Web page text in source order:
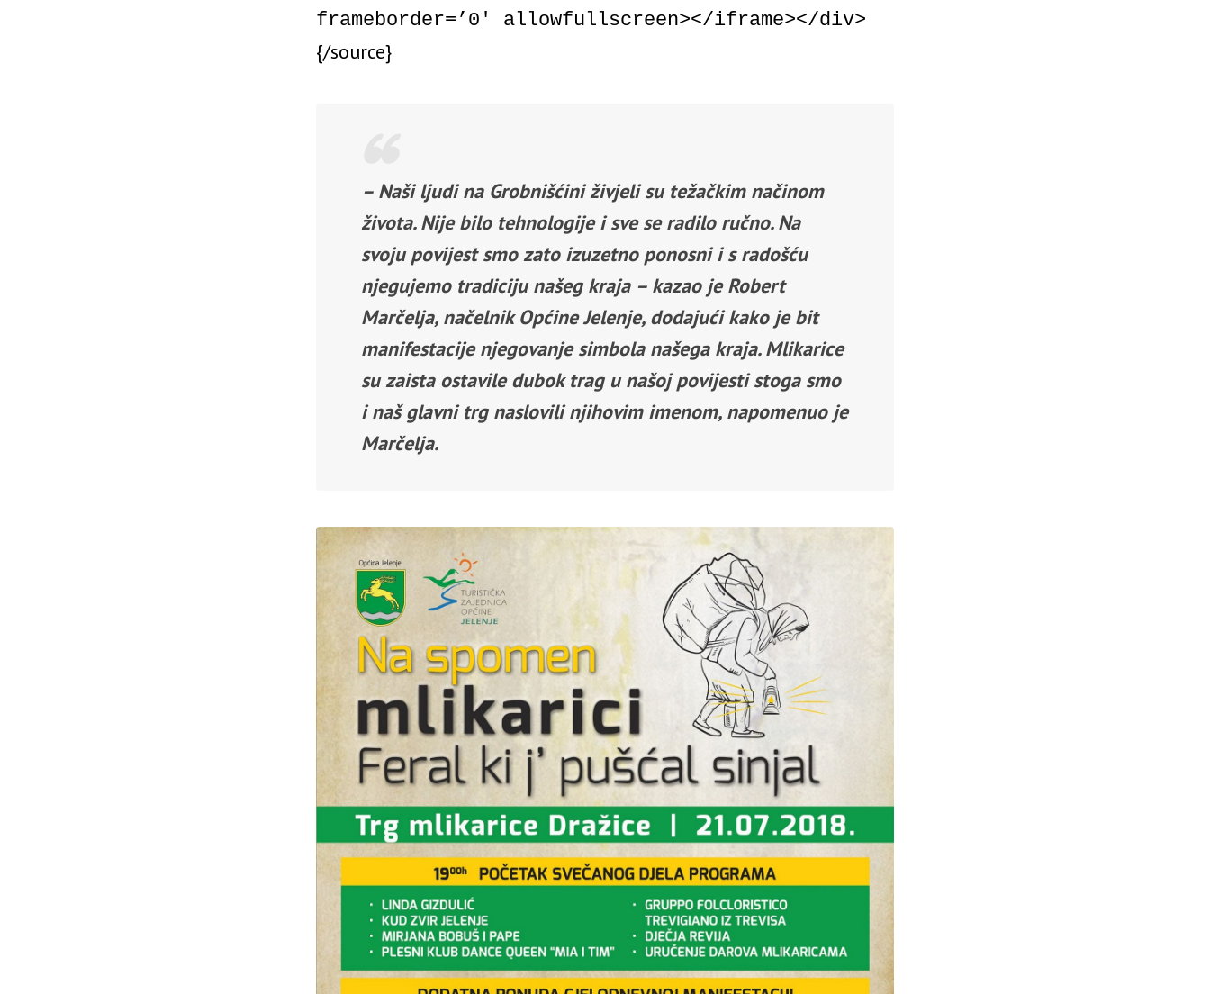
frameborder=’0′ allowfullscreen></iframe></div>
{/source}
– Naši ljudi na Grobnišćini živjeli su težačkim načinom
života. Nije bilo tehnologije i sve se radilo ručno. Na
svoju povijest smo zato izuzetno ponosni i s radošću
njegujemo tradiciju našeg kraja – kazao jeRobert
Marčelja, načelnik Općine Jelenje, dodajući kako je bit
manifestacije njegovanje simbola našega kraja. Mlikarice
su zaista ostavile dubok trag u našoj povijesti stoga smo
i naš glavni trg naslovili njihovim imenom, napomenuo je
Marčelja.